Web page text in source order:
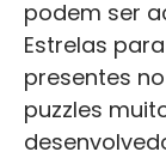
podem ser
Estrelas
presentes
puzzles